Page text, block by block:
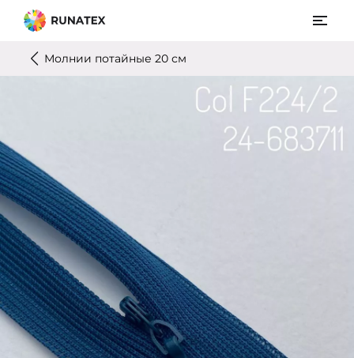
Молнии потайные 20 см